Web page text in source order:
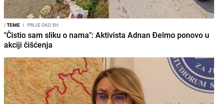
/TEME I PRIJE OKO 5H
"Čistio sam sliku o nama": Aktivista Adnan Đelmo ponovo u
akciji čišćenja